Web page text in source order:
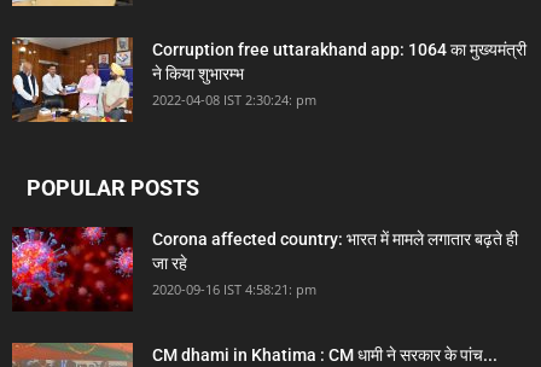
Corruption free uttarakhand app: 1064 का मुख्यमंत्री
ने किया शुभारम्भ
2022-04-08 IST 2:30:24: pm
POPULAR POSTS
Corona affected country: भारत में मामले लगातार बढ़ते ही
जा रहे
2020-09-16 IST 4:58:21: pm
CM dhami in Khatima : CM धामी ने सरकार के पांच...